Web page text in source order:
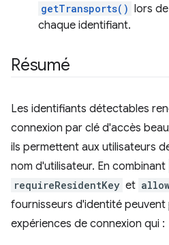
getTransports() lors
chaque identifiant.
Résumé
Les identifiants détectables
connexion par clé d'accès
ils permettent aux utilisateurs
nom d'utilisateur. En combinant
requireResidentKey et
fournisseurs d'identité
expériences de connexion qui :